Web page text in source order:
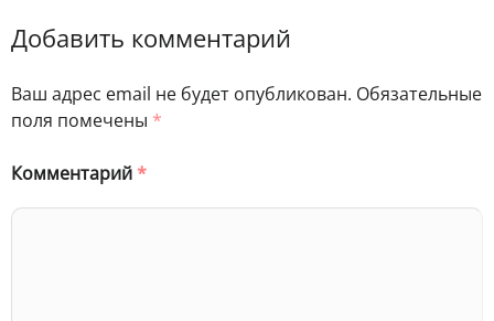
Добавить комментарий
Ваш адрес email не будет опубликован. Обязательные
поля помечены *
Комментарий*